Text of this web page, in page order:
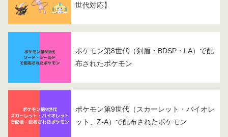
世代対応】
ポケモン第8世代（剣盾・BDSP・LA）で配
布されたポケモン
ポケモン第9世代（スカーレット・バイオレ
ット、Z-A）で配布されたポケモン